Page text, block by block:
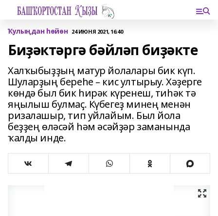
Ҡулыңдан һөйөн 24 ИЮНЯ 2021, 16:40
Биҙәктәргә бәйләп биҙәкте
Халҡыбыҙҙың матур йолалары бик күп.
Шуларҙың береһе – кис ултырыу. Хәҙерге
көндә был бик һирәк күренеш, тиһәк тә
яңылыш булмаҫ. Күбегеҙ минең менән
ризалашыр, тип уйлайым. Был йола
беҙҙең өләсәй һәм әсәйҙәр заманында
ҡалды инде.